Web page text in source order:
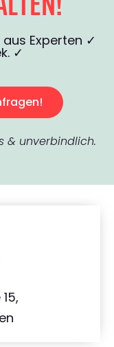
Experten ✓
✓
& unverbindlich.